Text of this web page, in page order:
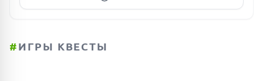
#ИГРЫ КВЕСТЫ